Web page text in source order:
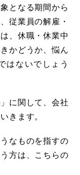
となる期間から
従業員の解雇・
、休職・休業中
かどうか、悩ん
はないでしょう
」に関して、会社
きます。
なものを指すの
方は、こちらの